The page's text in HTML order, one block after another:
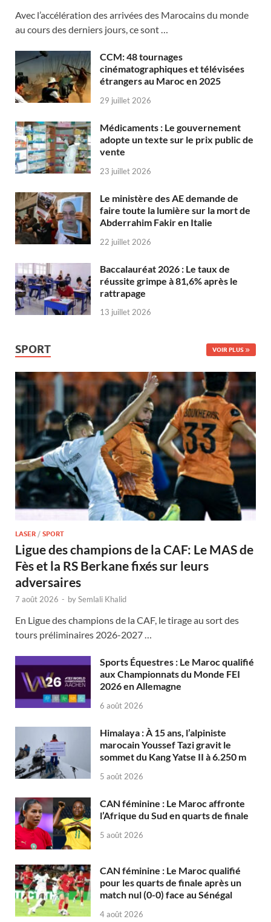
Avec l’accélération des arrivées des Marocains du monde
au cours des derniers jours, ce sont …
CCM: 48 tournages
cinématographiques et télévisées
étrangers au Maroc en 2025
29 juillet 2026
Médicaments : Le gouvernement
adopte un texte sur le prix public de
vente
23 juillet 2026
Le ministère des AE demande de
faire toute la lumière sur la mort de
Abderrahim Fakir en Italie
22 juillet 2026
Baccalauréat 2026 : Le taux de
réussite grimpe à 81,6% après le
rattrapage
13 juillet 2026
SPORT VOIR PLUS
LASER / SPORT
Ligue des champions de la CAF: Le MAS de
Fès et la RS Berkane fixés sur leurs
adversaires
7 août 2026 - bySemlali Khalid
En Ligue des champions de la CAF, le tirage au sort des
tours préliminaires 2026-2027 …
Sports Équestres : Le Maroc qualifié
aux Championnats du Monde FEI
2026 en Allemagne
6 août 2026
Himalaya : À 15 ans, l’alpiniste
marocain Youssef Tazi gravit le
sommet du Kang Yatse II à 6.250 m
5 août 2026
CAN féminine : Le Maroc affronte
l’Afrique du Sud en quarts de finale
5 août 2026
CAN féminine : Le Maroc qualifié
pour les quarts de finale après un
match nul (0-0) face au Sénégal
4 août 2026